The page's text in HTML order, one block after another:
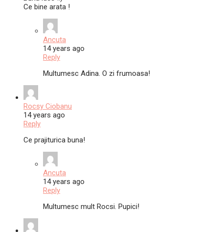
Ce bine arata !
Ancuta
14 years ago
Reply
Multumesc Adina. O zi frumoasa!
Rocsy Ciobanu
14 years ago
Reply
Ce prajiturica buna!
Ancuta
14 years ago
Reply
Multumesc mult Rocsi. Pupici!